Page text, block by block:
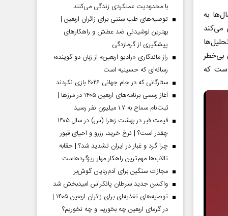
به
می‌کند
بی‌خطر
که
با محدودیت عملکردی زندگی می‌کنند
توصیه‌های طب سنتی برای زائران اربعین |
بهترین نوشیدنی ضد عطش و راهکارهای
پیشگیری از گرمازدگی
راز ماندگاری «رادیو اربعین» از زبان دو گوینده؛
رسانه‌ای که حسینیه است
ستارگانی که در جام جهانی ۲۰۲۶ بازی نکردند
آغاز رسمی برنامه‌های اربعین ۱۴۰۵ در مرز‌ها |
ثبت‌نام سماح به ۱.۷ میلیون نفر رسید
قیمت قبر در بهشت زهرا (س) در سال ۱۴۰۵
چقدر است؟ | نرخ خرید، رزرو و احیای قبور
چرا گرد و غبار در ایران تشدید شد؟ | حقابه
تالاب‌ها مهم‌ترین راهکار مهار ریزگردهاست
مجازات سنگین برای آدم‌ربایان گوش‌بر
واکسن جدید سرطان پانکراس امیدبخش شد
توصیه‌های تغذیه‌ای برای زائران اربعین ۱۴۰۵ |
در گرمای اربعین چه بخوریم و چه نخوریم؟